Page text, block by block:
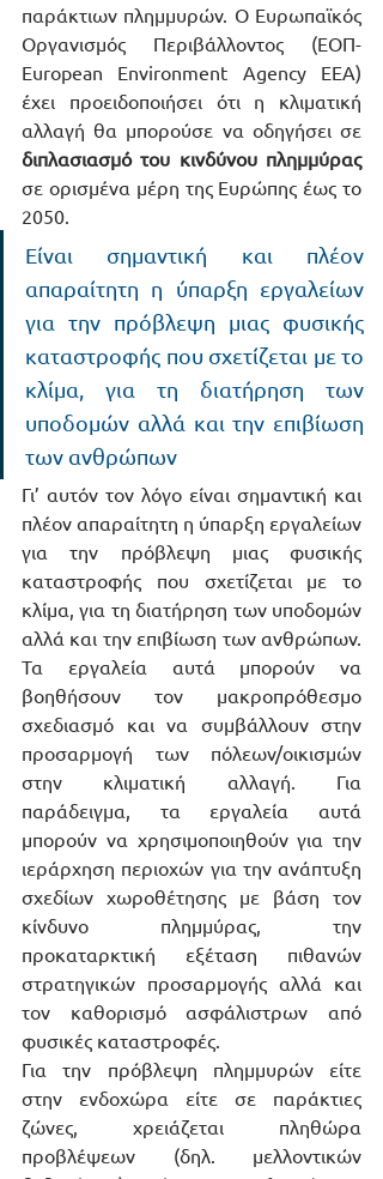
παράκτιων πλημμυρών. Ο Ευρωπαϊκός
Οργανισμός Περιβάλλοντος (ΕΟΠ-
European Environment Agency EEA)
έχει προειδοποιήσει ότι η κλιματική
διπλασιασμό του κινδύνου πλημμύρας
σε ορισμένα μέρη της Ευρώπης έως το
2050.
Eίναι σημαντική και πλέον
απαραίτητη η ύπαρξη εργαλείων
για την πρόβλεψη μιας φυσικής
καταστροφής που σχετίζεται με το
κλίμα, για τη διατήρηση των
υποδομών αλλά και την επιβίωση
των ανθρώπων
Γι’ αυτόν τον λόγο είναι σημαντική και
πλέον απαραίτητη η ύπαρξη εργαλείων
για την πρόβλεψη μιας φυσικής
καταστροφής που σχετίζεται με το
κλίμα, για τη διατήρηση των υποδομών
αλλά και την επιβίωση των ανθρώπων.
Τα εργαλεία αυτά μπορούν να
βοηθήσουν τον μακροπρόθεσμο
σχεδιασμό και να συμβάλλουν στην
προσαρμογή των πόλεων/οικισμών
στην κλιματική αλλαγή. Για
παράδειγμα, τα εργαλεία αυτά
μπορούν να χρησιμοποιηθούν για την
ιεράρχηση περιοχών για την ανάπτυξη
σχεδίων χωροθέτησης με βάση τον
κίνδυνο πλημμύρας, την
προκαταρκτική εξέταση πιθανών
στρατηγικών προσαρμογής αλλά και
τον καθορισμό ασφάλιστρων από
φυσικές καταστροφές.
Για την πρόβλεψη πλημμυρών είτε
στην ενδοχώρα είτε σε παράκτιες
ζώνες, χρειάζεται πληθώρα
προβλέψεων (δηλ. μελλοντικών